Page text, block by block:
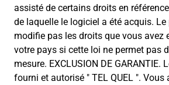
assisté de certains droits en
de laquelle le logiciel a été acquis.
modifie pas les droits que vous avez
votre pays si cette loi ne permet pas
mesure. EXCLUSION DE GARANTIE.
fourni et autorisé " TEL QUEL ". Vous